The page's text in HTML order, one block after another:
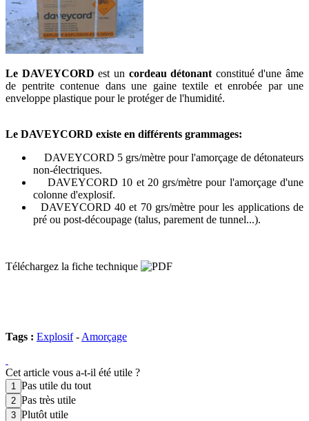
Le DAVEYCORDest un cordeau détonant constitué d'une âme
de pentrite contenue dans une gaine textile et enrobée par une
enveloppe plastique pour le protéger de l'humidité.
Le DAVEYCORD existe en différents grammages:
DAVEYCORD 5 grs/mètre pour l'amorçage de détonateurs
non-électriques.
DAVEYCORD 10 et 20 grs/mètre pour l'amorçage d'une
colonne d'explosif.
DAVEYCORD 40 et 70 grs/mètre pour les applications de
pré ou post-découpage (talus, parement de tunnel...).
Téléchargez la fiche technique
Tags : Explosif- Amorçage
Cet article vous a-t-il été utile ?
Pas utile du tout
Pas très utile
Plutôt utile